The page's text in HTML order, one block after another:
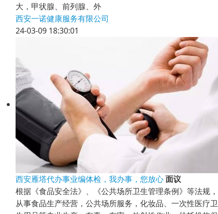
大，甲状腺、前列腺、外
西安一诺健康服务有限公司
24-03-09 18:30:01
西安雁塔代办事业编体检，我办事，您放心面议
根据《食品安全法》、《公共场所卫生管理条例》等法规，
从事食品生产经营，公共场所服务，化妆品、一次性医疗卫